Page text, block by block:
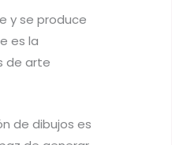
y se produce
es la
de arte
de dibujos es